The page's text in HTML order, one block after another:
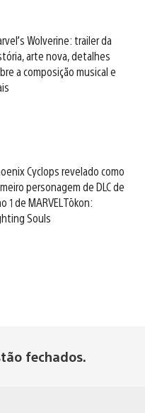
Wolverine: trailer da
arte nova, detalhes
a composição musical e
Cyclops revelado como
personagem de DLC de
1 de MARVEL Tōkon:
Souls
fechados.